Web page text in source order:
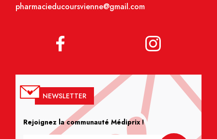
pharmacieducoursvienne@gmail.com
NEWSLETTER
Rejoignez la communauté Médiprix !